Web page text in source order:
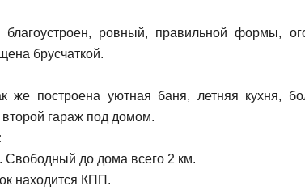
благоустроен, ровный, правильной формы,
брусчаткой.
же построена уютная баня, летняя кухня,
гараж под домом.
Свободный до дома всего 2 км.
находится КПП.